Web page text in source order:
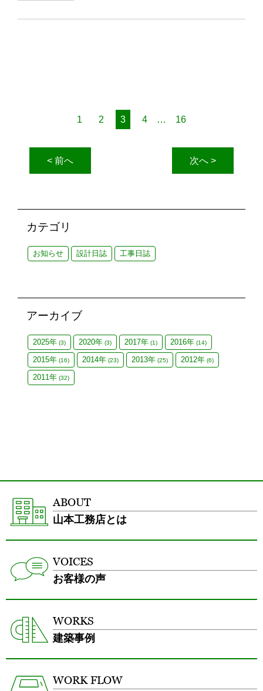
< 前へ
1 2 3 4 … 16
次へ >
カテゴリ
お知らせ 設計日誌 工事日誌
アーカイブ
2025年 (3) 2020年 (3) 2017年 (1) 2016年 (14)
2015年 (16) 2014年 (23) 2013年 (25) 2012年 (6)
2011年 (32)
ABOUT
山本工務店とは
VOICES
お客様の声
WORKS
建築事例
WORK FLOW